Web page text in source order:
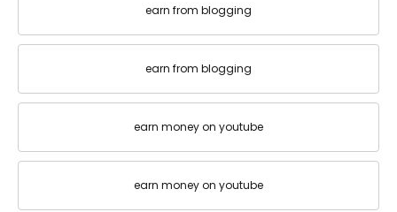
earn from blogging
earn from blogging
earn money on youtube
earn money on youtube